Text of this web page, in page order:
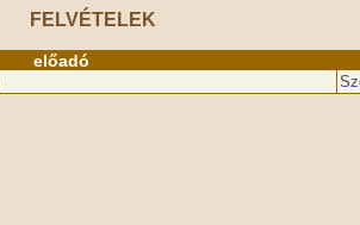
FELVÉTELEK
előadó